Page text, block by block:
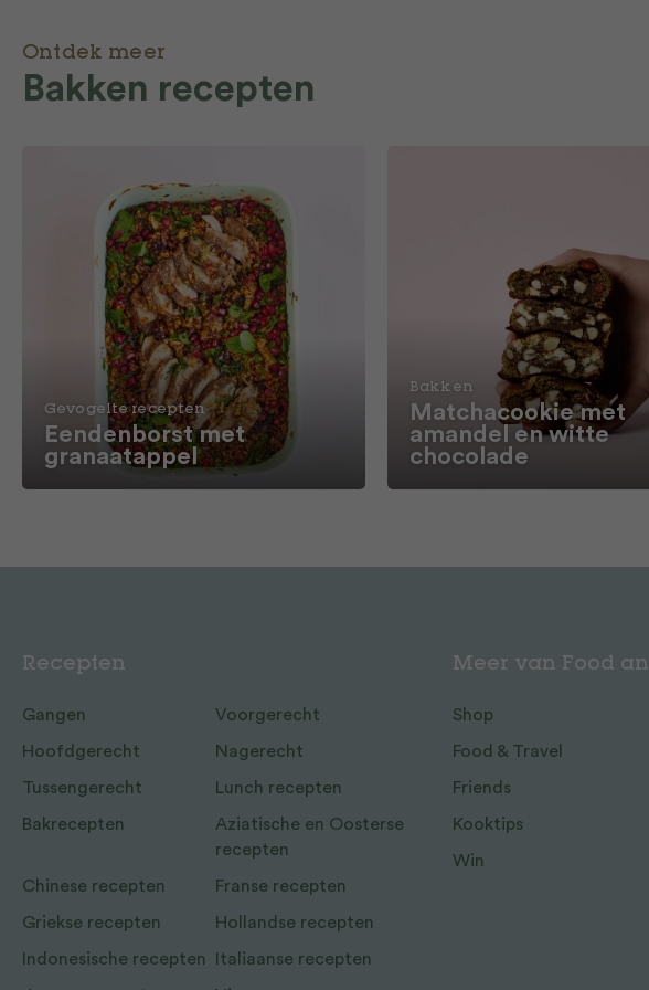
Ontdek meer
Bakken recepten
Gevogelte recepten
Eendenborst met
granaatappel
Bakken
Matchacookie met
amandel en witte
chocolade
Recepten
Gangen Voorgerecht
Hoofdgerecht Nagerecht
Tussengerecht Lunch recepten
Bakrecepten
Aziatische en Oosterse
recepten
Chinese recepten Franse recepten
Griekse recepten Hollandse recepten
Indonesische recepten Italiaanse recepten
Meer van Food
Shop
Food & Travel
Friends
Kooktips
Win